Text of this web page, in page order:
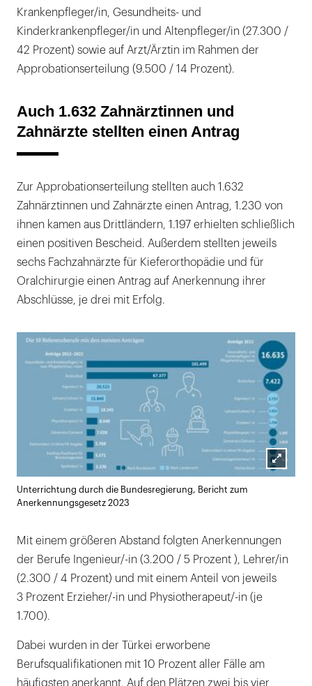
Krankenpfleger/in, Gesundheits- und
Kinderkrankenpfleger/in und Altenpfleger/in (27.300 /
42 Prozent) sowie auf Arzt/Ärztin im Rahmen der
Approbationserteilung (9.500 / 14 Prozent).
Auch 1.632 Zahnärztinnen und
Zahnärzte stellten einen Antrag
Zur Approbationserteilung stellten auch 1.632
Zahnärztinnen und Zahnärzte einen Antrag, 1.230 von
ihnen kamen aus Drittländern, 1.197 erhielten schließlich
einen positiven Bescheid. Außerdem stellten jeweils
sechs Fachzahnärzte für Kieferorthopädie und für
Oralchirurgie einen Antrag auf Anerkennung ihrer
Abschlüsse, je drei mit Erfolg.
Unterrichtung durch die Bundesregierung, Bericht zum
Anerkennungsgesetz 2023
Mit einem größeren Abstand folgten Anerkennungen
der Berufe Ingenieur/-in (3.200 / 5 Prozent ), Lehrer/in
(2.300 / 4 Prozent) und mit einem Anteil von jeweils
3 Prozent Erzieher/-in und Physiotherapeut/-in (je
1.700).
Dabei wurden in der Türkei erworbene
Berufsqualifikationen mit 10 Prozent aller Fälle am
häufigsten anerkannt. Auf den Plätzen zwei bis vier